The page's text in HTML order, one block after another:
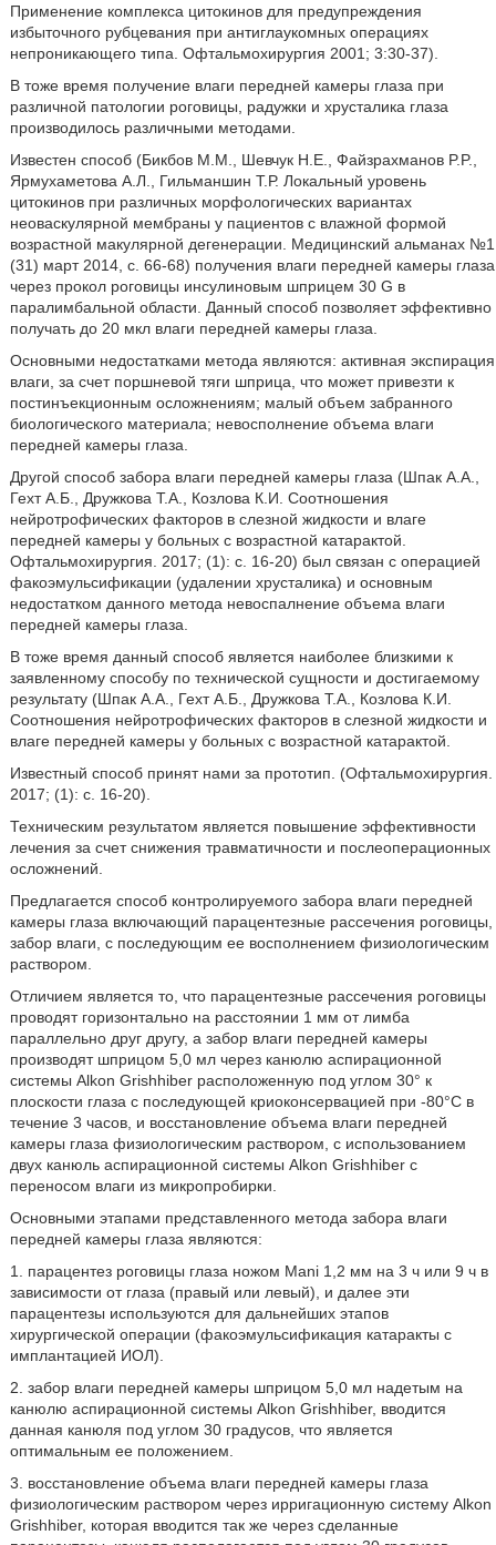
Применение комплекса цитокинов для предупреждения
избыточного рубцевания при антиглаукомных операциях
непроникающего типа. Офтальмохирургия 2001; 3:30-37).
В тоже время получение влаги передней камеры глаза при
различной патологии роговицы, радужки и хрусталика глаза
производилось различными методами.
Известен способ (Бикбов М.М., Шевчук Н.Е., Файзрахманов P.P.,
Ярмухаметова А.Л., Гильманшин Т.Р. Локальный уровень
цитокинов при различных морфологических вариантах
неоваскулярной мембраны у пациентов с влажной формой
возрастной макулярной дегенерации. Медицинский альманах №1
(31) март 2014, с. 66-68) получения влаги передней камеры глаза
через прокол роговицы инсулиновым шприцем 30 G в
паралимбальной области. Данный способ позволяет эффективно
получать до 20 мкл влаги передней камеры глаза.
Основными недостатками метода являются: активная экспирация
влаги, за счет поршневой тяги шприца, что может привезти к
постинъекционным осложнениям; малый объем забранного
биологического материала; невосполнение объема влаги
передней камеры глаза.
Другой способ забора влаги передней камеры глаза (Шпак А.А.,
Гехт А.Б., Дружкова Т.А., Козлова К.И. Соотношения
нейротрофических факторов в слезной жидкости и влаге
передней камеры у больных с возрастной катарактой.
Офтальмохирургия. 2017; (1): с. 16-20) был связан с операцией
факоэмульсификации (удалении хрусталика) и основным
недостатком данного метода невоспалнение объема влаги
передней камеры глаза.
В тоже время данный способ является наиболее близкими к
заявленному способу по технической сущности и достигаемому
результату (Шпак А.А., Гехт А.Б., Дружкова Т.А., Козлова К.И.
Соотношения нейротрофических факторов в слезной жидкости и
влаге передней камеры у больных с возрастной катарактой.
Известный способ принят нами за прототип. (Офтальмохирургия.
2017; (1): с. 16-20).
Техническим результатом является повышение эффективности
лечения за счет снижения травматичности и послеоперационных
осложнений.
Предлагается способ контролируемого забора влаги передней
камеры глаза включающий парацентезные рассечения роговицы,
забор влаги, с последующим ее восполнением физиологическим
раствором.
Отличием является то, что парацентезные рассечения роговицы
проводят горизонтально на расстоянии 1 мм от лимба
параллельно друг другу, а забор влаги передней камеры
производят шприцом 5,0 мл через канюлю аспирационной
системы Alkon Grishhiber расположенную под углом 30° к
плоскости глаза с последующей криоконсервацией при -80°С в
течение 3 часов, и восстановление объема влаги передней
камеры глаза физиологическим раствором, с использованием
двух канюль аспирационной системы Alkon Grishhiber с
переносом влаги из микропробирки.
Основными этапами представленного метода забора влаги
передней камеры глаза являются:
1. парацентез роговицы глаза ножом Mani 1,2 мм на 3 ч или 9 ч в
зависимости от глаза (правый или левый), и далее эти
парацентезы используются для дальнейших этапов
хирургической операции (факоэмульсификация катаракты с
имплантацией ИОЛ).
2. забор влаги передней камеры шприцом 5,0 мл надетым на
канюлю аспирационной системы Alkon Grishhiber, вводится
данная канюля под углом 30 градусов, что является
оптимальным ее положением.
3. восстановление объема влаги передней камеры глаза
физиологическим раствором через ирригационную систему Alkon
Grishhiber, которая вводится так же через сделанные